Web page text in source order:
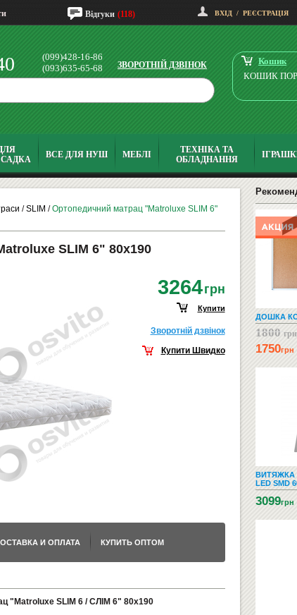
Відгуки (118) ВХІД / РЕЄСТРАЦІЯ
(099)428-16-86
(093)635-65-68
ЗВОРОТНІЙ ДЗВІНОК
Кошик
КОШИК
ВСЕ ДЛЯ НУШ МЕБЛІ
ТЕХНІКА ТА
ОБЛАДНАННЯ
/SLIM /Ортопедичний матрац "Matroluxe SLIM 6"
SLIM 6" 80х190
3264грн
Купити
Зворотнiй дзвiнок
Купити Швидко
И ОПЛАТА КУПИТЬ ОПТОМ
"Matroluxe SLIM 6 / СЛІМ 6" 80х190
КОРМА И
ДОШКА
1800 грн
1750грн
ВИТЯЖКА
LED SMD
3099грн